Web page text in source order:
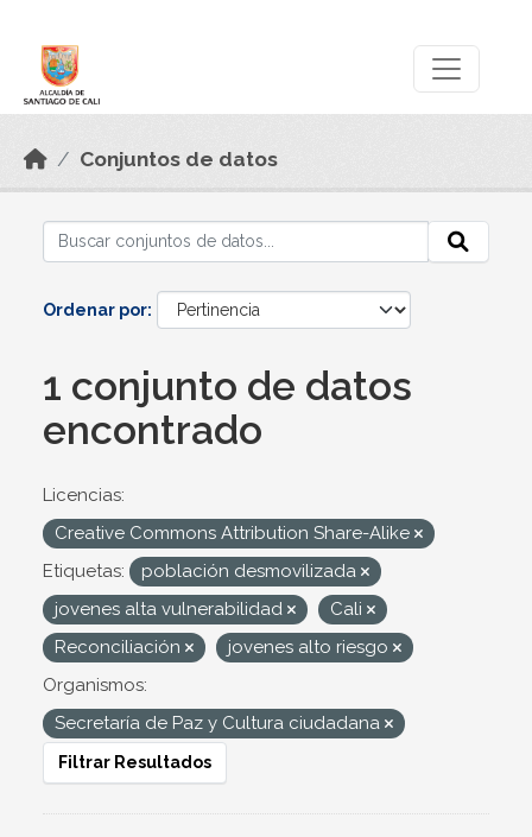
Conjuntos de datos
Ordenar por
1 conjunto de datos
encontrado
Licencias:
Creative Commons Attribution Share-Alike
Etiquetas:
población desmovilizada
jovenes alta vulnerabilidad
Cali
Reconciliación
jovenes alto riesgo
Organismos:
Secretaría de Paz y Cultura ciudadana
Filtrar Resultados